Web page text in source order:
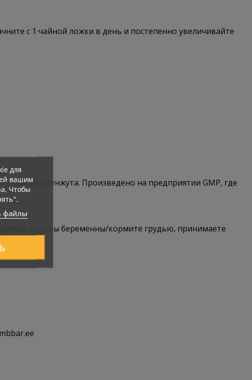
с 1 чайной ложки в день и постепенно увеличивайте
или кунжута. Произведено на предприятии GMP, где
если вы беременны/кормите грудью, принимаете
для
вашим
Чтобы
файлы